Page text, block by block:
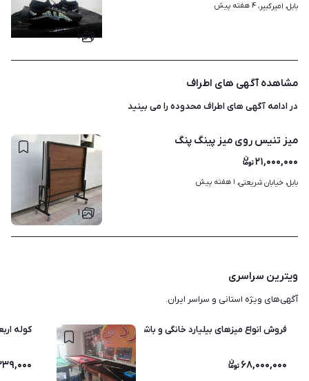
۱
بابل، امیرکبیر، ۴ هفته پیش
مشاهده آگهی های اطراف
در ادامه آگهی هایاطراف محدودهرا می بینید
۱
میز تنیس روی میز پینگ پنگ
۲۱,۰۰۰,۰۰۰
بابل، خیابان شریعتی، ۱ هفته پیش
ویترین سراسری
آگهی‌های ویژه استانی و سراسر ایران.
فروش انواع میزهای بیلیارد خانگی و باشگاهی
۶۸,۰۰۰,۰۰۰
کوله اربعین